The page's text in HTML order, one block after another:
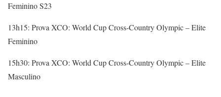
Feminino S23
13h15: Prova XCO: World Cup Cross-Country Olympic – Elite
Feminino
15h30: Prova XCO: World Cup Cross-Country Olympic – Elite
Masculino